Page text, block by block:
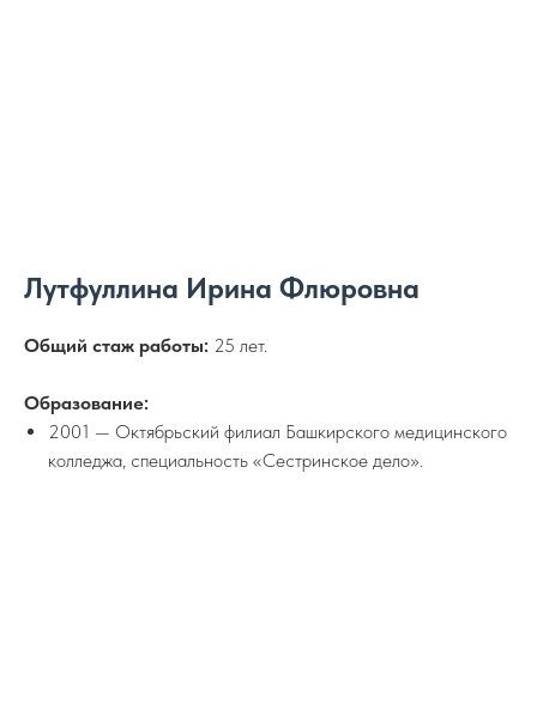
Лутфуллина Ирина Флюровна
Общий стаж работы: 25 лет.
Образование:
2001 — Октябрьский филиал Башкирского медицинского
колледжа, специальность «Сестринское дело».